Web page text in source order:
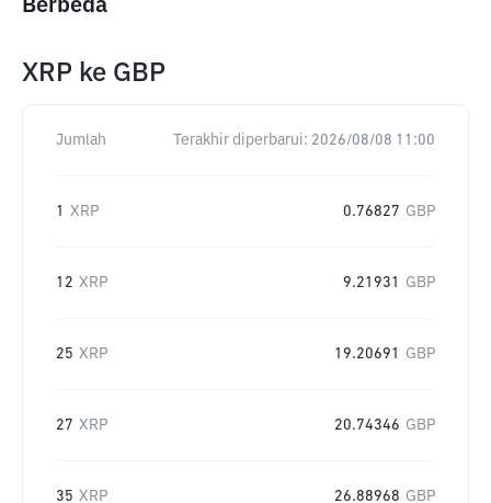
Berbeda
XRP ke GBP
Jumlah Terakhir diperbarui: 2026/08/08 11:00
1 XRP 0.76827 GBP
12 XRP 9.21931 GBP
25 XRP 19.20691 GBP
27 XRP 20.74346 GBP
35 XRP 26.88968 GBP